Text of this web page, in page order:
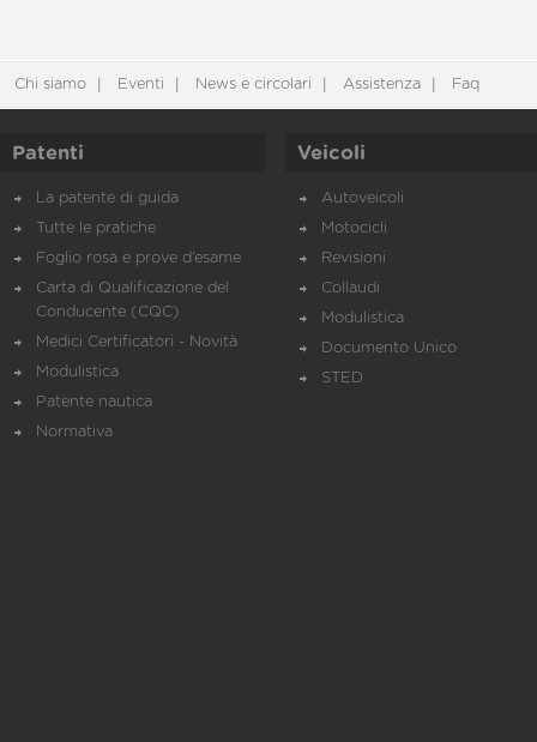
Chi siamo Eventi News e circolari Assistenza Faq
Patenti
La patente di guida
Tutte le pratiche
Foglio rosa e prove d’esame
Carta di Qualificazione del
Conducente (CQC)
Medici Certificatori - Novità
Modulistica
Patente nautica
Normativa
Veicoli
Autoveicoli
Motocicli
Revisioni
Collaudi
Modulistica
Documento Unico
STED